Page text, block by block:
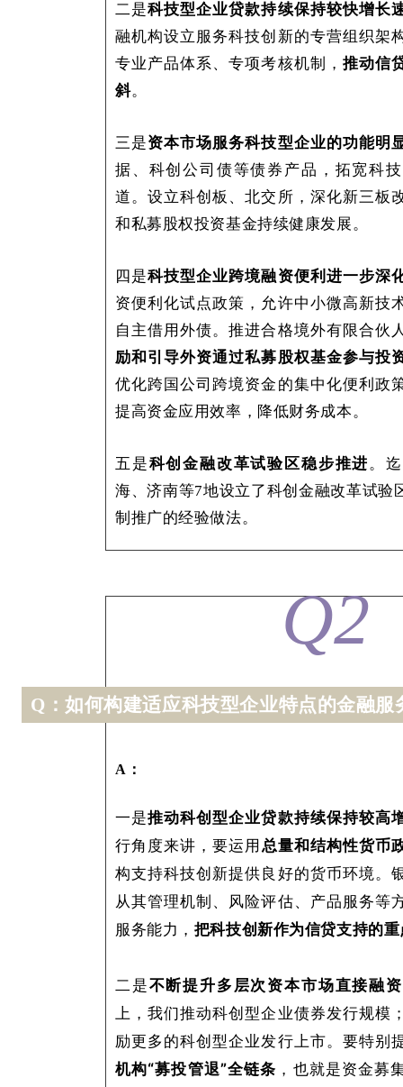
二是科技型企业贷款持续保持较快增长
融机构设立服务科技创新的专营组织架
专业产品体系、专项考核机制， 推动信
斜。
三是资本市场服务科技型企业的功能明
据、科创公司债等债券产品，拓宽科
道。设立科创板、北交所，深化新三板
和私募股权投资基金持续健康发展。
四是科技型企业跨境融资便利进一步深
资便利化试点政策，允许中小微高新技
自主借用外债。推进合格境外有限合伙
励和引导外资通过私募股权基金参与投
优化跨国公司跨境资金的集中化便利政
提高资金应用效率，降低财务成本。
五是科创金融改革试验区稳步推进。
海、济南等7地设立了科创金融改革试验
制推广的经验做法。
Q2
Q：如何构建适应科技型企业特点的金融服
A：
一是推动科创型企业贷款持续保持较高
行角度来讲，要运用 总量和结构性货币
构支持科技创新提供良好的货币环境。
从其管理机制、风险评估、产品服务等
服务能力， 把科技创新作为信贷支持的重
二是不断提升多层次资本市场直接融
上，我们推动科创型企业债券发行规模
励更多的科创型企业发行上市。要特别
机构“募投管退”全链条 ，也就是资金募